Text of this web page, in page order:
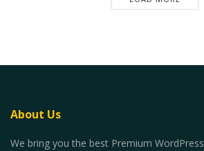
About Us
We bring you the best Premium